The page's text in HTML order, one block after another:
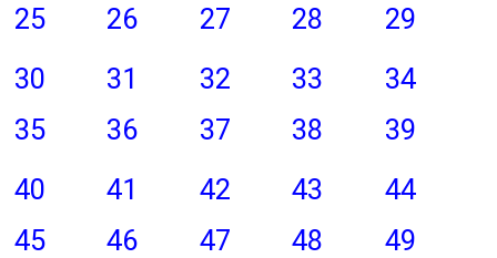
25
26 27 28
29
30
31 32 33
34
35
36 37 38
39
40
41 42 43
44
45
46 47 48
49